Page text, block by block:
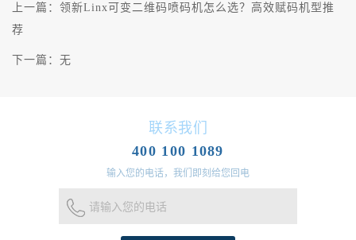
上一篇： 领新Linx可变二维码喷码机怎么选？高效赋码机型推
荐
下一篇： 无
联系我们
400 100 1089
输入您的电话，我们即刻给您回电
请输入您的电话